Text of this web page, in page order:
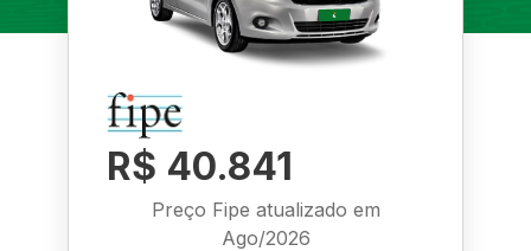
R$ 40.841
Preço Fipe atualizado em
Ago/2026